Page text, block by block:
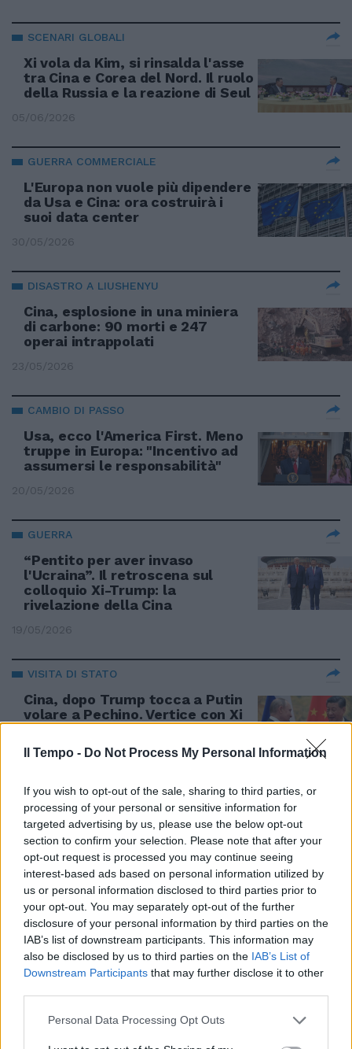
Il Tempo - Do Not Process My Personal Information
If you wish to opt-out of the sale, sharing to third parties, or
processing of your personal or sensitive information for
targeted advertising by us, please use the below opt-out
section to confirm your selection. Please note that after your
opt-out request is processed you may continue seeing
interest-based ads based on personal information utilized by
us or personal information disclosed to third parties prior to
your opt-out. You may separately opt-out of the further
disclosure of your personal information by third parties on the
IAB’s list of downstream participants. This information may
also be disclosed by us to third parties on the IAB’s List of
Downstream Participants that may further disclose it to other
Personal Data Processing Opt Outs
SCENARI GLOBALI
Xi vola da Kim, si rinsalda l'asse
tra Cina e Corea del Nord. Il ruolo
della Russia e la reazione di Seul
05/06/2026
GUERRA COMMERCIALE
L'Europa non vuole più dipendere
da Usa e Cina: ora costruirà i
suoi data center
30/05/2026
DISASTRO A LIUSHENYU
Cina, esplosione in una miniera
di carbone: 90 morti e 247
operai intrappolati
23/05/2026
CAMBIO DI PASSO
Usa, ecco l'America First. Meno
truppe in Europa: "Incentivo ad
assumersi le responsabilità"
20/05/2026
GUERRA
“Pentito per aver invaso
l'Ucraina”. Il retroscena sul
colloquio Xi-Trump: la
rivelazione della Cina
19/05/2026
VISITA DI STATO
Cina, dopo Trump tocca a Putin
volare a Pechino. Vertice con Xi
Jinping il 19 e 20 maggio
16/05/2026
GUERRA IN MEDIO ORIENTE
Iran, Araghchi: "Pronti ad
accogliere ogni sforzo della Cina
per la pace"
15/05/2026
VISITA IN CINA
Trump saluta Xi e annuncia:
"Sull'Iran la pensiamo allo
stesso modo. Hormuz deve
riaprire"
15/05/2026